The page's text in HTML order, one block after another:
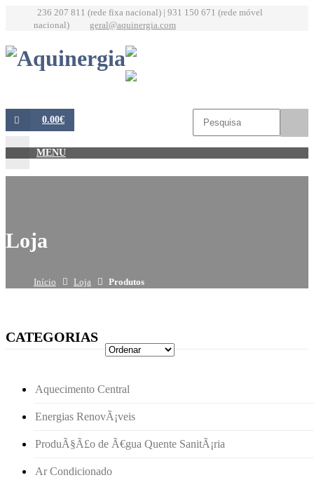
236 207 811 (rede fixa nacional) | 931 150 671 (rede móvel
nacional)
geral@aquinergia.com
0.00€
MENU
Loja
Início Loja Produtos
CATEGORIAS
Aquecimento Central
Energias RenovÃ¡veis
ProduÃ§Ã£o de Ã€gua Quente SanitÃ¡ria
Ar Condicionado